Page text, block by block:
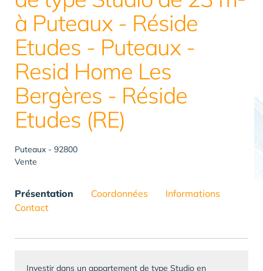
à Puteaux - Réside
Etudes - Puteaux -
Resid Home Les
Bergères - Réside
Etudes (RE)
Puteaux - 92800
Vente
Présentation Coordonnées
Informations
Contact
Investir dans un appartement de type Studio en